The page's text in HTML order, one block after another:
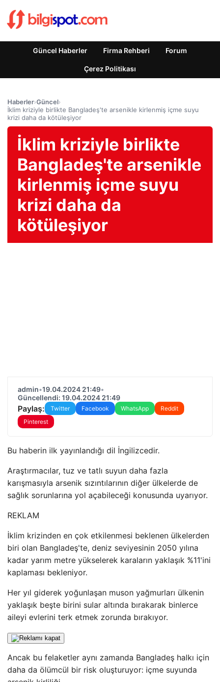
Güncel Haberler Firma Rehberi Forum
Çerez Politikası
Haberler›Güncel›
İklim kriziyle birlikte Bangladeş'te arsenikle kirlenmiş içme suyu
krizi daha da kötüleşiyor
İklim kriziyle birlikte
Bangladeş'te arsenikle
kirlenmiş içme suyu
krizi daha da
kötüleşiyor
admin•19.04.2024 21:49•
Güncellendi: 19.04.2024 21:49
Paylaş: Twitter Facebook WhatsApp
Reddit
Pinterest
Bu haberin ilk yayınlandığı dil İngilizcedir.
Araştırmacılar, tuz ve tatlı suyun daha fazla
karışmasıyla arsenik sızıntılarının diğer ülkelerde de
sağlık sorunlarına yol açabileceği konusunda uyarıyor.
REKLAM
İklim krizinden en çok etkilenmesi beklenen ülkelerden
biri olan Bangladeş'te, deniz seviyesinin 2050 yılına
kadar yarım metre yükselerek karaların yaklaşık %11'ini
kaplaması bekleniyor.
Her yıl giderek yoğunlaşan muson yağmurları ülkenin
yaklaşık beşte birini sular altında bırakarak binlerce
aileyi evlerini terk etmek zorunda bırakıyor.
Ancak bu felaketler aynı zamanda Bangladeş halkı için
daha da ölümcül bir risk oluşturuyor: içme suyunda